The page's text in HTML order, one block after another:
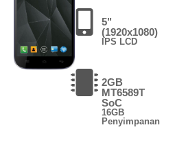
5"
(1920x1080)
IPS LCD
2GB
MT6589T
SoC
16GB
Penyimpanan